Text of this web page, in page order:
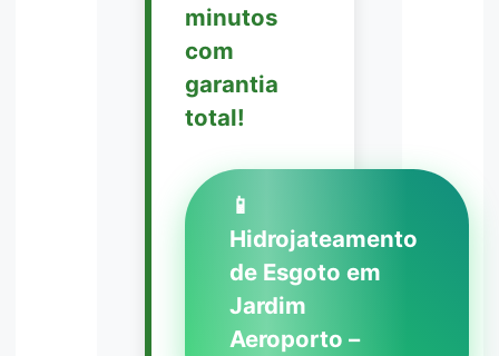
minutos
com
garantia
total!
📱
Hidrojateamento
de Esgoto em
Jardim
Aeroporto –